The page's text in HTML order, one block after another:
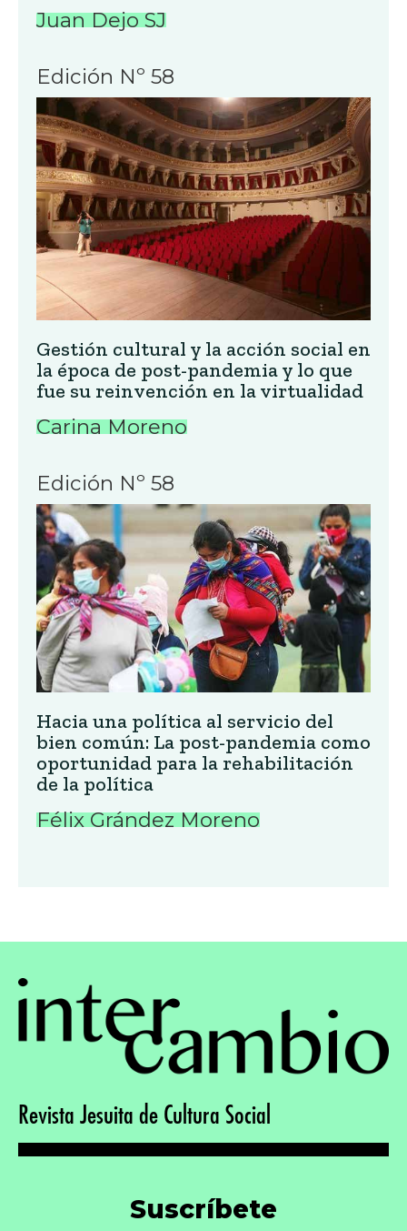
Juan Dejo SJ
Edición Nº 58
Gestión cultural y la acción social en
la época de post-pandemia y lo que
fue su reinvención en la virtualidad
Carina Moreno
Edición Nº 58
Hacia una política al servicio del
bien común: La post-pandemia como
oportunidad para la rehabilitación
de la política
Félix Grández Moreno
Revista Jesuita de Cultura Social
Suscríbete